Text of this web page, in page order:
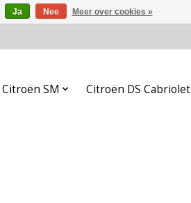
Citroën SM Citroën DS Cabriolet
Ja Nee Meer over cookies »